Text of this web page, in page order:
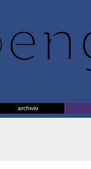
archivio